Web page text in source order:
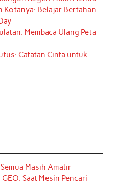
Kotanya: Belajar Bertahan
Membaca Ulang Peta
Catatan Cinta untuk
Masih Amatir
GEO: Saat Mesin Pencari